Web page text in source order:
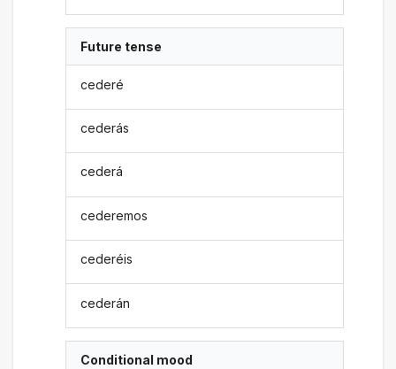
Future tense
cederé
cederás
cederá
cederemos
cederéis
cederán
Conditional mood